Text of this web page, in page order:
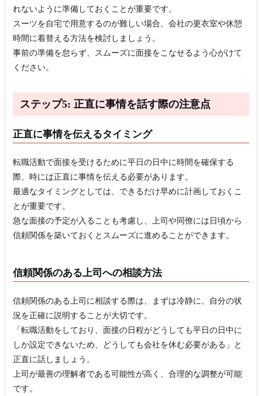
れないように準備しておくことが重要です。
スーツを自宅で用意するのが難しい場合、会社の更衣室や休憩
時間に着替える方法を検討しましょう。
事前の準備を怠らず、スムーズに面接をこなせるよう心がけて
ください。
ステップ5: 正直に事情を話す際の注意点
正直に事情を伝えるタイミング
転職活動で面接を受けるために平日の日中に時間を確保する
際、時には正直に事情を伝える必要があります。
最適なタイミングとしては、できるだけ早めに計画しておくこ
とが重要です。
急な面接の予定が入ることも考慮し、上司や同僚には日頃から
信頼関係を築いておくとスムーズに進めることができます。
信頼関係のある上司への相談方法
信頼関係のある上司に相談する際は、まずは冷静に、自分の状
況を正確に説明することが大切です。
「転職活動をしており、面接の日程がどうしても平日の日中に
しか設定できないため、どうしても会社を休む必要がある」と
正直に話しましょう。
上司が最善の理解者である可能性が高く、合理的な調整が可能
です。